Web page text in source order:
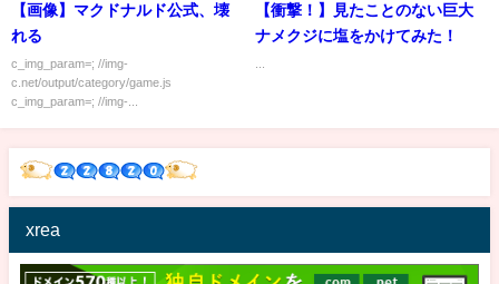
【画像】マクドナルド公式、壊
れる
c_img_param=; //img-
c.net/output/category/game.js
c_img_param=; //img-...
【衝撃！】見たことのない巨大
ナメクジに塩をかけてみた！
xrea